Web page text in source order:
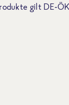
gilt DE-